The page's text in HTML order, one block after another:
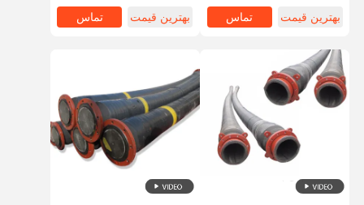
بهترین قیمت
تماس
بهترین قیمت
تماس